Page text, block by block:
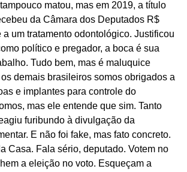
matou, mas em 2019, a título
da Câmara dos Deputados R$
a um tratamento odontológico. Justificou
político e pregador, a boca é sua
Tudo bem, mas é maluquice
demais brasileiros somos obrigados a
e implantes para controle do
mas ele entende que sim. Tanto
furibundo à divulgação da
E não foi fake, mas fato concreto.
Casa. Fala sério, deputado. Votem no
a eleição no voto. Esqueçam a